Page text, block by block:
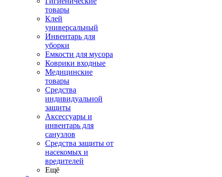
товары
Клей
универсальный
Инвентарь для
уборки
Емкости для мусора
Коврики входные
Медицинские
товары
Средства
индивидуальной
защиты
Аксессуары и
инвентарь для
санузлов
Средства защиты от
насекомых и
вредителей
Ещё